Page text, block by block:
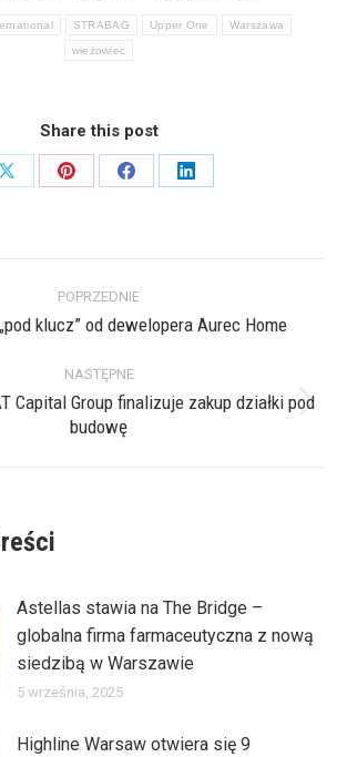
STRABAG Upper One Warszawa
wieżowiec
Share this post
Share
Share
Share
Share
POPRZEDNIE
Poprzedni
klucz” od dewelopera Aurec Home
NASTĘPNE
Następny
wpis:
Capital Group finalizuje zakup działki pod
budowę
Astellas stawia na The Bridge –
globalna firma farmaceutyczna z nową
siedzibą w Warszawie
5 września, 2025
Highline Warsaw otwiera się 9